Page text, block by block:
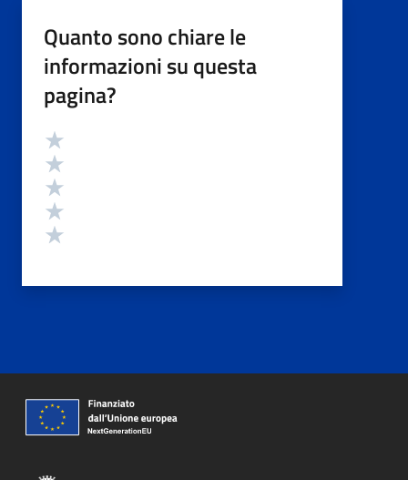
Quanto sono chiare le
informazioni su questa
pagina?
Valutazione